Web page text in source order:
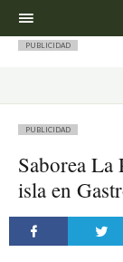
PUBLICIDAD
PUBLICIDAD
Saborea La
isla en